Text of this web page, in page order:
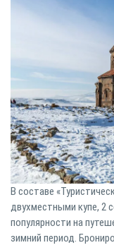
В составе
двухместными купе, 2
популярности на
зимний период.